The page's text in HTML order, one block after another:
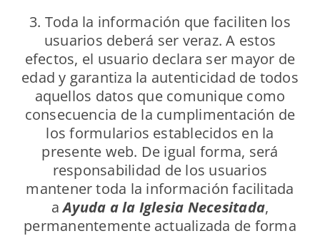
3. Toda la información que faciliten los
usuarios deberá ser veraz. A estos
efectos, el usuario declara ser mayor de
edad y garantiza la autenticidad de todos
aquellos datos que comunique como
consecuencia de la cumplimentación de
los formularios establecidos en la
presente web. De igual forma, será
responsabilidad de los usuarios
mantener toda la información facilitada
aAyuda a la Iglesia Necesitada,
permanentemente actualizada de forma